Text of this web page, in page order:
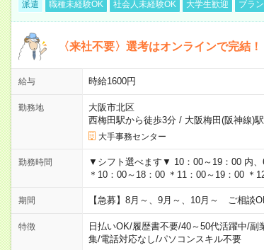
派遣 職種未経験OK 社会人未経験OK 大学生歓迎 ブラ
〈来社不要〉選考はオンラインで完結
給与 時給1600円
勤務地
大阪市北区
西梅田駅から徒歩3分/ 大阪梅田(阪神線)
大手事務センター
勤務時間
▼シフト選べます▼ 10：00～19：00 内、
＊10：00～18：00 ＊11：00～19：00 ＊
期間 【急募】8月～、9月～、10月～ ご相談
特徴 日払いOK/履歴書不要/40～50代活躍中/副
集/電話対応なし/パソコンスキル不要